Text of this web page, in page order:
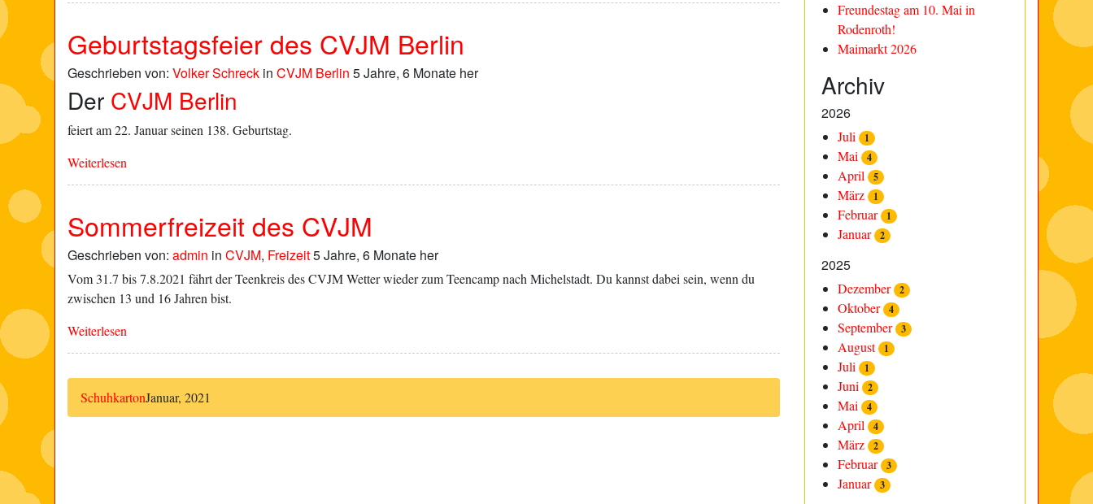
Geburtstagsfeier des CVJM Berlin
Geschrieben von:Volker Schreck inCVJM Berlin 5 Jahre, 6 Monate her
Der CVJM Berlin
feiert am 22. Januar seinen 138. Geburtstag.
Weiterlesen
Sommerfreizeit des CVJM
Geschrieben von:admin inCVJM, Freizeit5 Jahre, 6 Monate her
Vom 31.7 bis 7.8.2021 fährt der Teenkreis des CVJM Wetter wieder zum Teencamp nach Michelstadt. Du kannst dabei sein, wenn du
zwischen 13 und 16 Jahren bist.
Weiterlesen
SchuhkartonJanuar, 2021
Freundestag am 10. Mai in
Rodenroth!
Maimarkt 2026
Archiv
2026
Juli 1
Mai 4
April 5
März 1
Februar 1
Januar 2
2025
Dezember 2
Oktober 4
September 3
August 1
Juli 1
Juni 2
Mai 4
April 4
März 2
Februar 3
Januar 3